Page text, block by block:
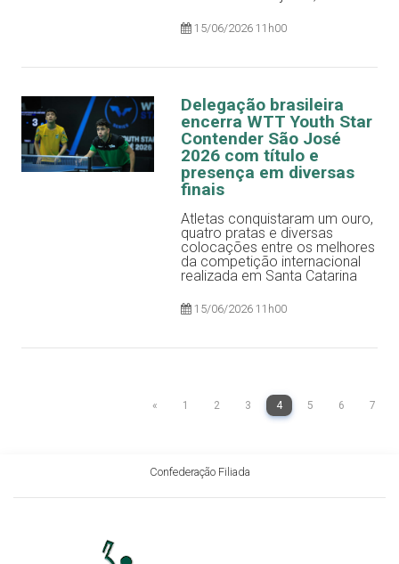
15/06/2026 11h00
Delegação brasileira
encerra WTT Youth Star
Contender São José
2026 com título e
presença em diversas
finais
Atletas conquistaram um ouro,
quatro pratas e diversas
colocações entre os melhores
da competição internacional
realizada em Santa Catarina
15/06/2026 11h00
« 1 2 3 4 5 6 7
Confederação Filiada